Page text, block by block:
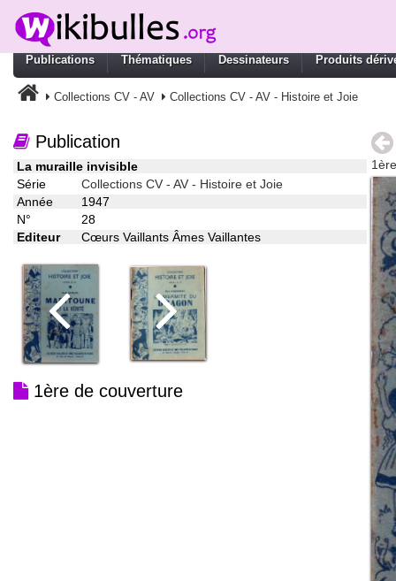
Publications Thématiques Dessinateurs Produits
Collections CV - AV Collections CV - AV - Histoire et Joie
Publication
La muraille invisible
Série
Collections CV - AV - Histoire et Joie
Année
1947
N°
28
Editeur
Cœurs Vaillants Âmes Vaillantes
1ère de couverture